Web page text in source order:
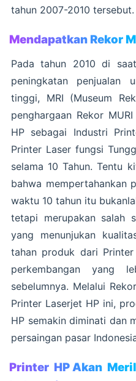
tahun 2007-2010 tersebut.
Mendapatkan Rekor
Pada tahun 2010 di
peningkatan penjualan
tinggi, MRI (Museum
penghargaan Rekor
HP sebagai Industri
Printer Laser fungsi
selama 10 Tahun. Tentu
bahwa mempertahankan
waktu 10 tahun itu
tetapi merupakan salah
yang menunjukan
tahan produk dari
perkembangan yang
sebelumnya. Melalui
Printer Laserjet HP ini,
HP semakin diminati dan
persaingan pasar
Printer HP Akan